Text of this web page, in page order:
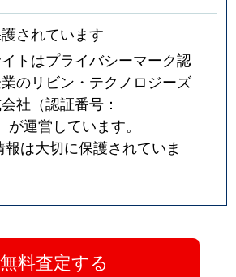
されています
トはプライバシーマーク認
のリビン・テクノロジーズ
社（認証番号：
が運営しています。
は大切に保護されていま